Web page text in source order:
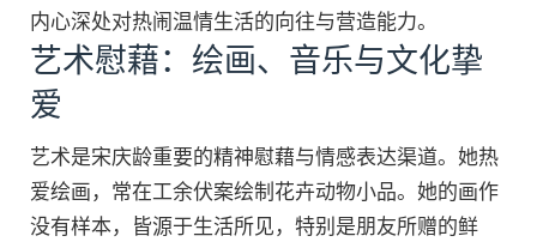
内心深处对热闹温情生活的向往与营造能力。
艺术慰藉：绘画、音乐与文化挚
爱
艺术是宋庆龄重要的精神慰藉与情感表达渠道。她热
爱绘画，常在工余伏案绘制花卉动物小品。她的画作
没有样本，皆源于生活所见，特别是朋友所赠的鲜